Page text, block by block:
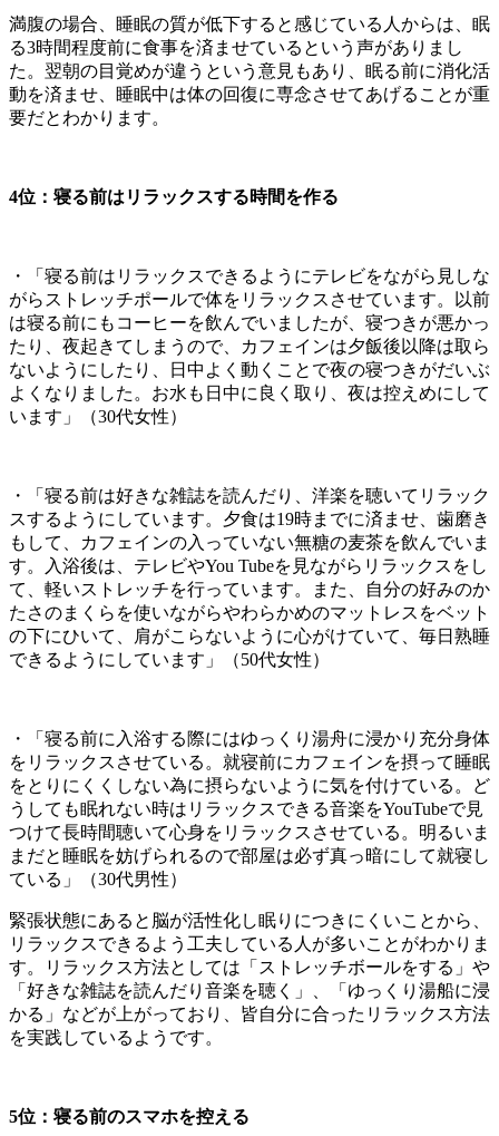
満腹の場合、睡眠の質が低下すると感じている人からは、眠
る3時間程度前に食事を済ませているという声がありまし
た。翌朝の目覚めが違うという意見もあり、眠る前に消化活
動を済ませ、睡眠中は体の回復に専念させてあげることが重
要だとわかります。
4位：寝る前はリラックスする時間を作る
・「寝る前はリラックスできるようにテレビをながら見しな
がらストレッチポールで体をリラックスさせています。以前
は寝る前にもコーヒーを飲んでいましたが、寝つきが悪かっ
たり、夜起きてしまうので、カフェインは夕飯後以降は取ら
ないようにしたり、日中よく動くことで夜の寝つきがだいぶ
よくなりました。お水も日中に良く取り、夜は控えめにして
います」（30代女性）
・「寝る前は好きな雑誌を読んだり、洋楽を聴いてリラック
スするようにしています。夕食は19時までに済ませ、歯磨き
もして、カフェインの入っていない無糖の麦茶を飲んでいま
す。入浴後は、テレビやYou Tubeを見ながらリラックスをし
て、軽いストレッチを行っています。また、自分の好みのか
たさのまくらを使いながらやわらかめのマットレスをベット
の下にひいて、肩がこらないように心がけていて、毎日熟睡
できるようにしています」（50代女性）
・「寝る前に入浴する際にはゆっくり湯舟に浸かり充分身体
をリラックスさせている。就寝前にカフェインを摂って睡眠
をとりにくくしない為に摂らないように気を付けている。ど
うしても眠れない時はリラックスできる音楽をYouTubeで見
つけて長時間聴いて心身をリラックスさせている。明るいま
まだと睡眠を妨げられるので部屋は必ず真っ暗にして就寝し
ている」（30代男性）
緊張状態にあると脳が活性化し眠りにつきにくいことから、
リラックスできるよう工夫している人が多いことがわかりま
す。リラックス方法としては「ストレッチボールをする」や
「好きな雑誌を読んだり音楽を聴く」、「ゆっくり湯船に浸
かる」などが上がっており、皆自分に合ったリラックス方法
を実践しているようです。
5位：寝る前のスマホを控える